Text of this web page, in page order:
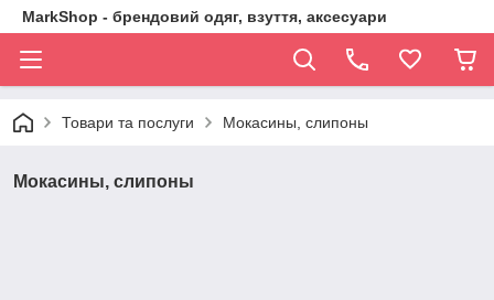
MarkShop - брендовий одяг, взуття, аксесуари
Товари та послуги Мокасины, слипоны
Мокасины, слипоны